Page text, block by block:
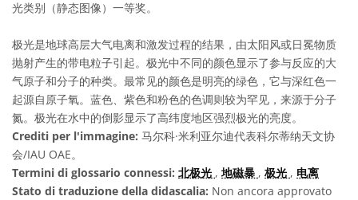
光类别（静态图像）一等奖。
极光是地球高层大气电离和激发过程的结果，由太阳风或日冕物质
抛射产生的带电粒子引起。极光中不同的颜色显示了参与反应的大
气原子和分子的种类。最常见的颜色是明亮的绿色，它与深红色一
起源自原子氧。蓝色、紫色和粉色的色调则较为罕见，来源于分子
氮。极光在水中的倒影显示了高纬度地区强烈极光的亮度。
Crediti per l'immagine: 马尔科·米利亚尔迪代表科尔蒂纳天文协
会/IAU OAE。
Termini di glossario connessi: 北极光 , 地磁暴 , 极光 , 电离
Stato di traduzione della didascalia: Non ancora approvato